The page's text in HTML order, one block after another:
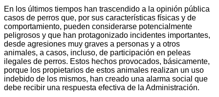
En los últimos tiempos han trascendido a la opinión pública
casos de perros que, por sus características físicas y de
comportamiento, pueden considerarse potencialmente
peligrosos y que han protagonizado incidentes importantes,
desde agresiones muy graves a personas y a otros
animales, a casos, incluso, de participación en peleas
ilegales de perros. Estos hechos provocados, básicamente,
porque los propietarios de estos animales realizan un uso
indebido de los mismos, han creado una alarma social que
debe recibir una respuesta efectiva de la Administración.